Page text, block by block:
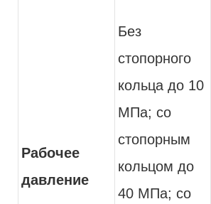
Рабочее
давление
Без
стопорного
кольца до 10
МПа; со
стопорным
кольцом до
40 МПа; со